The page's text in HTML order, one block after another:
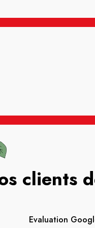
clients
Evaluation